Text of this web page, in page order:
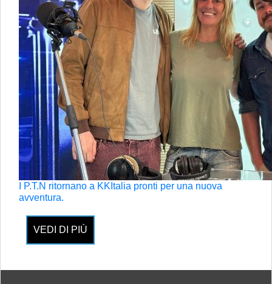
I P.T.N ritornano a KKItalia pronti per una nuova
avventura.
VEDI DI PIÙ